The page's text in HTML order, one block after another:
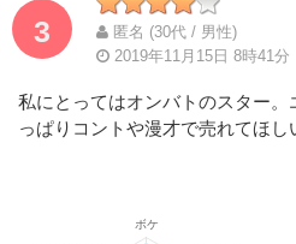
3
匿名 (30代 / 男性)
2019年11月15日 8時41分
私にとってはオンバトのスター
っぱりコントや漫才で売れてほし